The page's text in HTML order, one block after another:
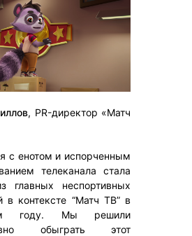
, PR-директор «Матч
с енотом и испорченным
телеканала стала
главных неспортивных
в контексте “Матч ТВ” в
году. Мы решили
обыграть этот